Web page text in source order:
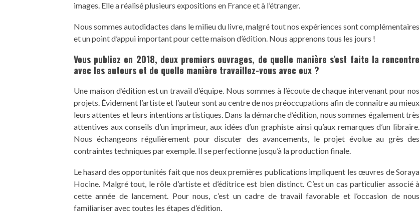
images. Elle a réalisé plusieurs expositions en France et à l’étranger.
Nous sommes autodidactes dans le milieu du livre, malgré tout nos expériences sont complémentaires
et un point d’appui important pour cette maison d’édition. Nous apprenons tous les jours !
Vous publiez en 2018, deux premiers ouvrages, de quelle manière s’est faite la rencontre
avec les auteurs et de quelle manière travaillez-vous avec eux ?
Une maison d’édition est un travail d’équipe. Nous sommes à l’écoute de chaque intervenant pour nos
projets. Évidement l’artiste et l’auteur sont au centre de nos préoccupations afin de connaître au mieux
leurs attentes et leurs intentions artistiques. Dans la démarche d’édition, nous sommes également très
attentives aux conseils d’un imprimeur, aux idées d’un graphiste ainsi qu’aux remarques d’un libraire.
Nous échangeons régulièrement pour discuter des avancements, le projet évolue au grès des
contraintes techniques par exemple. Il se perfectionne jusqu’à la production finale.
Le hasard des opportunités fait que nos deux premières publications impliquent les œuvres de Soraya
Hocine. Malgré tout, le rôle d’artiste et d’éditrice est bien distinct. C’est un cas particulier associé à
cette année de lancement. Pour nous, c’est un cadre de travail favorable et l’occasion de nous
familiariser avec toutes les étapes d’édition.